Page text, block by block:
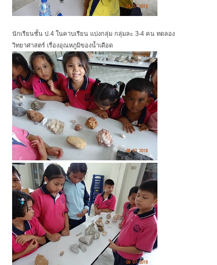
นักเรียนชั้น ป.4 ในคาบเรียน แบ่งกลุ่ม กลุ่มละ 3-4 คน ทดลอง
วิทยาศาสตร์ เรื่องอุณหภูมิของน้ำเดือด